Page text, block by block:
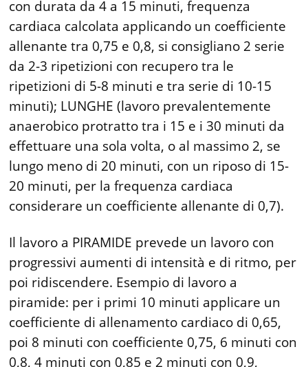
con durata da 4 a 15 minuti, frequenza
cardiaca calcolata applicando un coefficiente
allenante tra 0,75 e 0,8, si consigliano 2 serie
da 2-3 ripetizioni con recupero tra le
ripetizioni di 5-8 minuti e tra serie di 10-15
minuti); LUNGHE (lavoro prevalentemente
anaerobico protratto tra i 15 e i 30 minuti da
effettuare una sola volta, o al massimo 2, se
lungo meno di 20 minuti, con un riposo di 15-
20 minuti, per la frequenza cardiaca
considerare un coefficiente allenante di 0,7).
Il lavoro a PIRAMIDE prevede un lavoro con
progressivi aumenti di intensità e di ritmo, per
poi ridiscendere. Esempio di lavoro a
piramide: per i primi 10 minuti applicare un
coefficiente di allenamento cardiaco di 0,65,
poi 8 minuti con coefficiente 0,75, 6 minuti con
0,8, 4 minuti con 0,85 e 2 minuti con 0,9,